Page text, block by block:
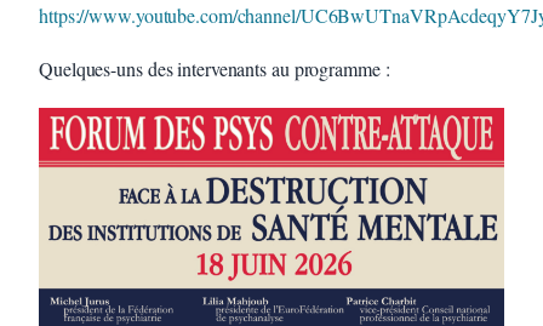
https://www.youtube.com/channel/
Quelques-uns des intervenants au programme :